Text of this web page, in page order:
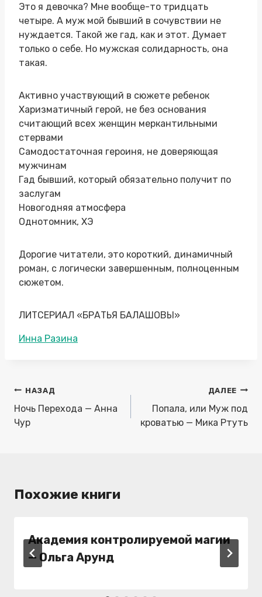
Это я девочка? Мне вообще-то тридцать
четыре. А муж мой бывший в сочувствии не
нуждается. Такой же гад, как и этот. Думает
только о себе. Но мужская солидарность, она
такая.
Активно участвующий в сюжете ребенок
Харизматичный герой, не без основания
считающий всех женщин меркантильными
стервами
Самодостаточная героиня, не доверяющая
мужчинам
Гад бывший, который обязательно получит по
заслугам
Новогодняя атмосфера
Однотомник, ХЭ
Дорогие читатели, это короткий, динамичный
роман, с логически завершенным, полноценным
сюжетом.
ЛИТСЕРИАЛ «БРАТЬЯ БАЛАШОВЫ»
Метки
Инна Разина
Навигация
по
записям
НАЗАД
Ночь Перехода — Анна
Чур
ДАЛЕЕ
Попала, или Муж под
кроватью — Мика Ртуть
Похожие книги
Академия контролируемой магии
— Ольга Арунд